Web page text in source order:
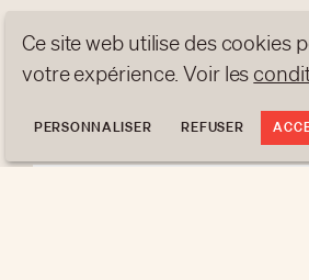
NEWS GEN Z
TRENDS TO WATCH
PROTECTION DES DONNÉES
contact@luxurytribune.com
Conçu parAntistatique
Ce site web utilise des cookies
votre expérience. Voir les
PERSONNALISER REFUSER